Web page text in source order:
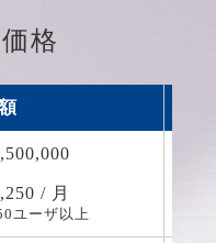
格
/ 月
ユーザ以上